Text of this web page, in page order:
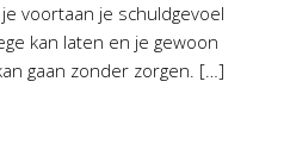
voortaan je schuldgevoel
kan laten en je gewoon
gaan zonder zorgen. […]